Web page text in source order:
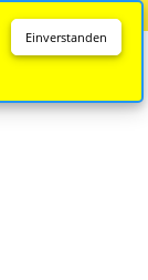
Einverstanden